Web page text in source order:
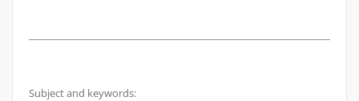
Subject and keywords: